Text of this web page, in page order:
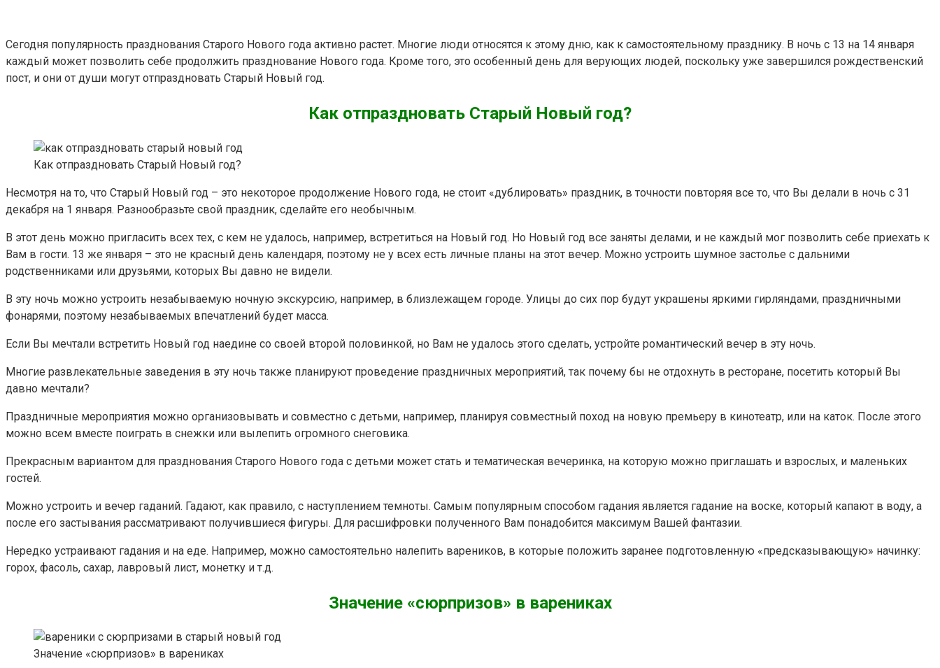
Сегодня популярность празднования Старого Нового года активно растет. Многие люди относятся к этому дню, как к самостоятельному празднику. В ночь с 13 на 14 января
каждый может позволить себе продолжить празднование Нового года. Кроме того, это особенный день для верующих людей, поскольку уже завершился рождественский
пост, и они от души могут отпраздновать Старый Новый год.
Как отпраздновать Старый Новый год?
Как отпраздновать Старый Новый год?
Несмотря на то, что Старый Новый год – это некоторое продолжение Нового года, не стоит «дублировать» праздник, в точности повторяя все то, что Вы делали в ночь с 31
декабря на 1 января. Разнообразьте свой праздник, сделайте его необычным.
В этот день можно пригласить всех тех, с кем не удалось, например, встретиться на Новый год. Но Новый год все заняты делами, и не каждый мог позволить себе приехать к
Вам в гости. 13 же января – это не красный день календаря, поэтому не у всех есть личные планы на этот вечер. Можно устроить шумное застолье с дальними
родственниками или друзьями, которых Вы давно не видели.
В эту ночь можно устроить незабываемую ночную экскурсию, например, в близлежащем городе. Улицы до сих пор будут украшены яркими гирляндами, праздничными
фонарями, поэтому незабываемых впечатлений будет масса.
Если Вы мечтали встретить Новый год наедине со своей второй половинкой, но Вам не удалось этого сделать, устройте романтический вечер в эту ночь.
Многие развлекательные заведения в эту ночь также планируют проведение праздничных мероприятий, так почему бы не отдохнуть в ресторане, посетить который Вы
давно мечтали?
Праздничные мероприятия можно организовывать и совместно с детьми, например, планируя совместный поход на новую премьеру в кинотеатр, или на каток. После этого
можно всем вместе поиграть в снежки или вылепить огромного снеговика.
Прекрасным вариантом для празднования Старого Нового года с детьми может стать и тематическая вечеринка, на которую можно приглашать и взрослых, и маленьких
гостей.
Можно устроить и вечер гаданий. Гадают, как правило, с наступлением темноты. Самым популярным способом гадания является гадание на воске, который капают в воду, а
после его застывания рассматривают получившиеся фигуры. Для расшифровки полученного Вам понадобится максимум Вашей фантазии.
Нередко устраивают гадания и на еде. Например, можно самостоятельно налепить вареников, в которые положить заранее подготовленную «предсказывающую» начинку:
горох, фасоль, сахар, лавровый лист, монетку и т.д.
Значение «сюрпризов» в варениках
Значение «сюрпризов» в варениках